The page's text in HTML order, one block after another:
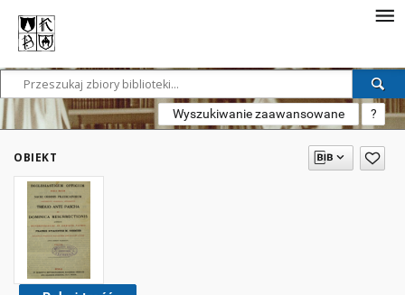
Wyszukiwanie zaawansowane ?
OBIEKT